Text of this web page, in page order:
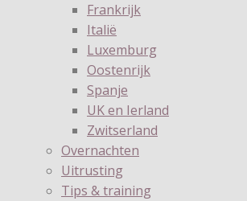
Frankrijk
Italië
Luxemburg
Oostenrijk
Spanje
UK en Ierland
Zwitserland
Overnachten
Uitrusting
Tips & training